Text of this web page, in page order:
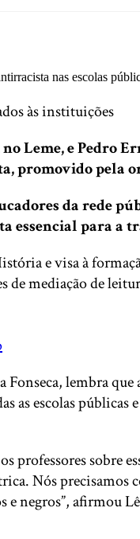
às instituições
Leme, e Pedro
promovido pela
da rede
essencial para a
e visa à
mediação de
lembra que
as escolas
professores
Nós precisamos
e negros”, afirmou